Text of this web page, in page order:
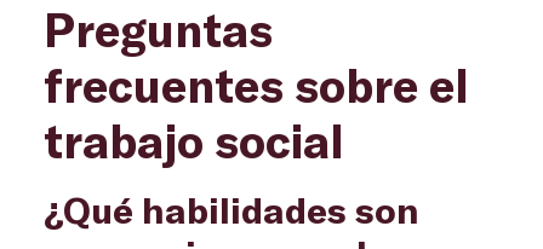
Preguntas
frecuentes sobre el
trabajo social
¿Qué habilidades son